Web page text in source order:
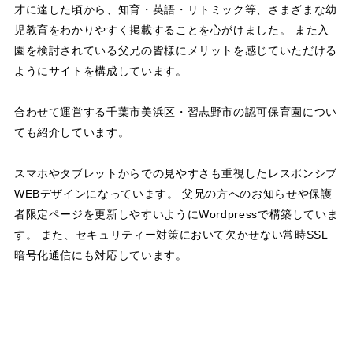
才に達した頃から、知育・英語・リトミック等、さまざまな幼
児教育をわかりやすく掲載することを心がけました。 また入
園を検討されている父兄の皆様にメリットを感じていただける
ようにサイトを構成しています。
合わせて運営する千葉市美浜区・習志野市の認可保育園につい
ても紹介しています。
スマホやタブレットからでの見やすさも重視したレスポンシブ
WEBデザインになっています。 父兄の方へのお知らせや保護
者限定ページを更新しやすいようにWordpressで構築していま
す。 また、セキュリティー対策において欠かせない常時SSL
暗号化通信にも対応しています。